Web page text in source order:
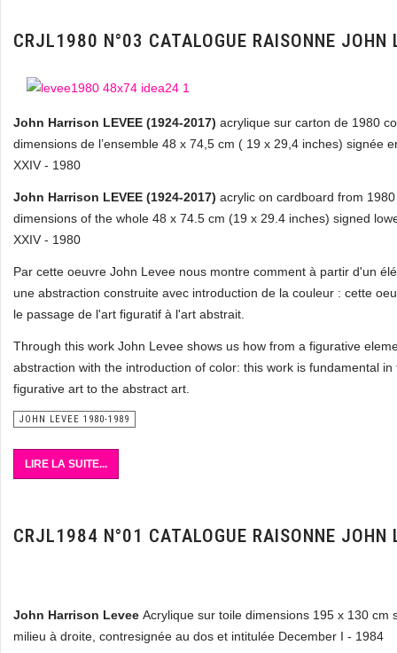
CRJL1980 N°03 CATALOGUE RAISONNE JOHN
John Harrison LEVEE (1924-2017) acrylique sur carton de 1980
dimensions de l’ensemble 48 x 74,5 cm ( 19 x 29,4 inches)
XXIV - 1980
John Harrison LEVEE (1924-2017) acrylic on cardboard from
dimensions of the whole 48 x 74.5 cm (19 x 29.4 inches) signed
XXIV - 1980
Par cette oeuvre John Levee nous montre comment à partir d'un
une abstraction construite avec introduction de la couleur : cette
le passage de l'art figuratif à l'art abstrait.
Through this work John Levee shows us how from a figurative
abstraction with the introduction of color: this work is fundamental
figurative art to the abstract art.
JOHN LEVEE 1980-1989
LIRE LA SUITE...
CRJL1984 N°01 CATALOGUE RAISONNE JOHN
John Harrison Levee Acrylique sur toile dimensions 195 x 130 cm
milieu à droite, contresignée au dos et intitulée December I - 1984